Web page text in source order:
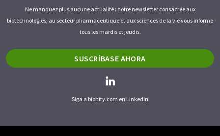
Ne manquez plus aucune actualité : notre newsletter consacrée aux
biotechnologies, au secteur pharmaceutique et aux sciences de la vie vous informe
tous les mardis et jeudis.
SUSCRÍBASE AHORA
Siga a bionity.com en LinkedIn